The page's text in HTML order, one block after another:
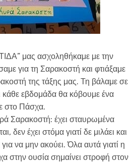
μας ασχοληθήκαμε με την
για τη Σαρακοστή και φτιάξαμε
της τάξης μας. Τη βάλαμε σε
κάθε εβδομάδα θα κόβουμε ένα
στο Πάσχα.
Σαρακοστή: έχει σταυρωμένα
δεν έχει στόμα γιατί δε μιλάει και
για να μην ακούει. Όλα αυτά γιατί η
στην ουσία σημαίνει στροφή στον